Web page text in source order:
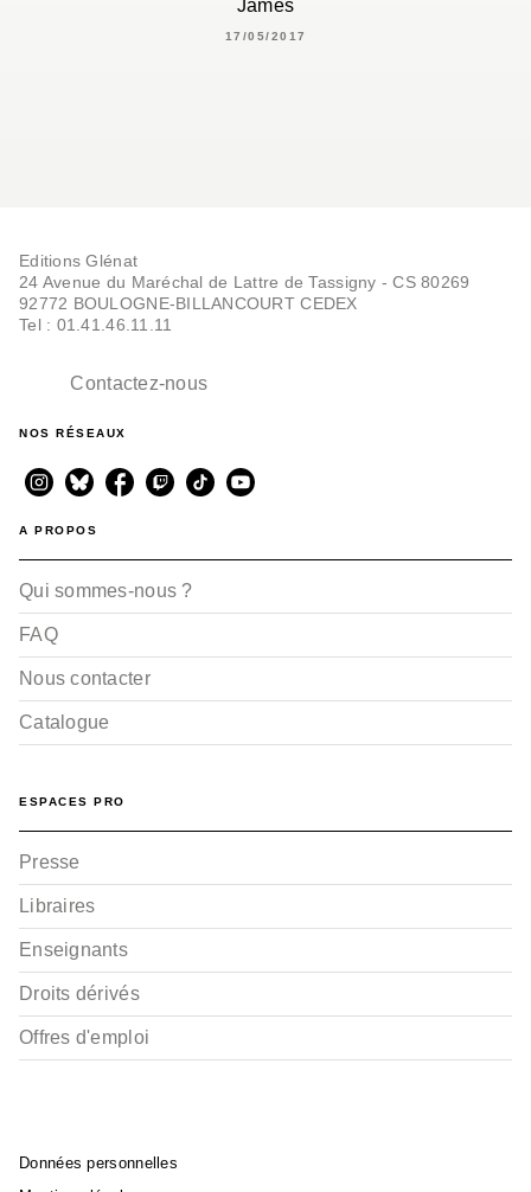
James
17/05/2017
Editions Glénat
24 Avenue du Maréchal de Lattre de Tassigny - CS 80269
92772 BOULOGNE-BILLANCOURT CEDEX
Tel : 01.41.46.11.11
Contactez-nous
NOS RÉSEAUX
A PROPOS
Qui sommes-nous ?
FAQ
Nous contacter
Catalogue
ESPACES PRO
Presse
Libraires
Enseignants
Droits dérivés
Offres d'emploi
Données personnelles